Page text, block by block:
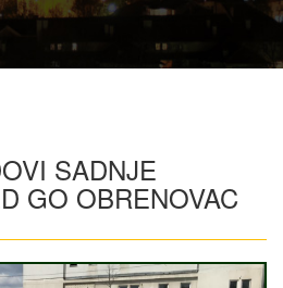
SADNJE
GO OBRENOVAC